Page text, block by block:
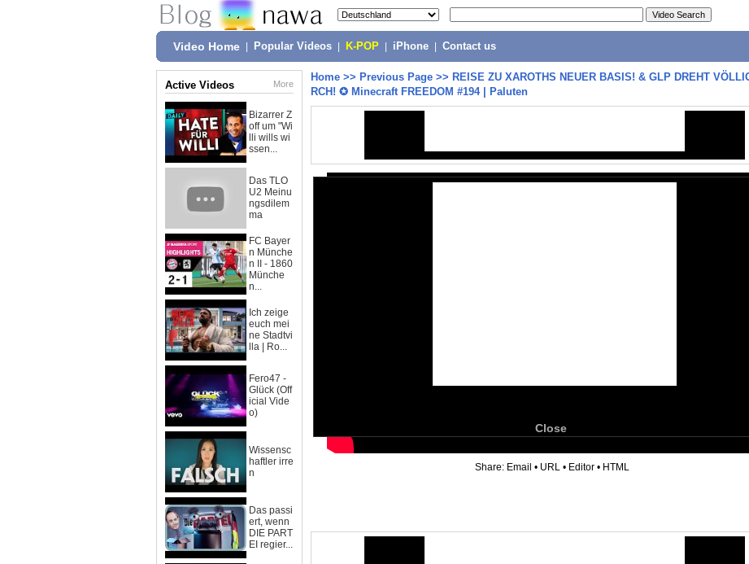
Video Home Popular Videos K-POP iPhone Contact us
Active Videos More
Bizarrer Z
off um "Wi
lli wills wi
ssen...
Das TLO
U2 Meinu
ngsdilem
ma
FC Bayer
n Münche
n II - 1860
Münche
n...
Ich zeige
euch mei
ne Stadtvi
lla | Ro...
Fero47 -
Glück (Off
icial Vide
o)
Wissensc
haftler irre
n
Das passi
ert, wenn
DIE PART
EI regier...
Home >> Previous Page >> REISE ZU XAROTHS NEUER BASIS! & GLP DREHT
RCH! ✪ Minecraft FREEDOM #194 | Paluten
Close
Share: Email • URL • Editor • HTML